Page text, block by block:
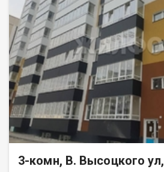
дворовая территория! Развитая
доступности школа, остановка
поликлиника, множество магазинов
подходит под все виды расчётов.
зарегистрированных лиц - нет, полная
обременений - нет, занижение не
день полного расчёта - ключи!
Рассмотри торг! Возможен обмен на
Возможна продажа в рассрочку. При
сообщите номер варианта -
Геннадьевна
3-комн, В. Высоцкого